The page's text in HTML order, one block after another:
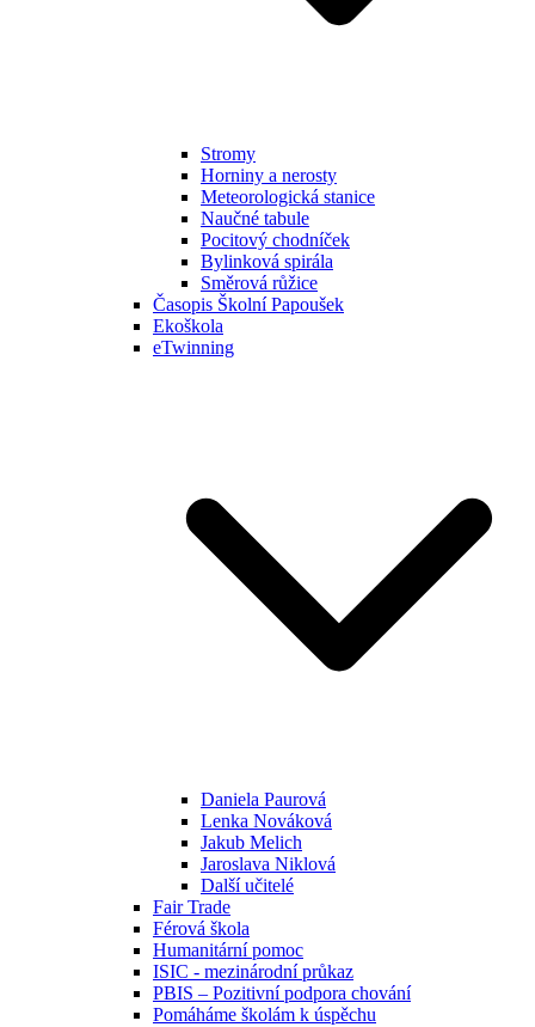
Stromy
Horniny a nerosty
Meteorologická stanice
Naučné tabule
Pocitový chodníček
Bylinková spirála
Směrová růžice
Časopis Školní Papoušek
Ekoškola
eTwinning
Daniela Paurová
Lenka Nováková
Jakub Melich
Jaroslava Niklová
Další učitelé
Fair Trade
Férová škola
Humanitární pomoc
ISIC - mezinárodní průkaz
PBIS – Pozitivní podpora chování
Pomáháme školám k úspěchu